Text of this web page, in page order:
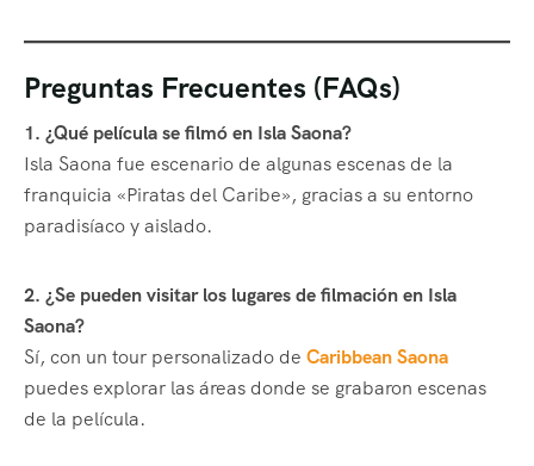
Preguntas Frecuentes (FAQs)
1. ¿Qué película se filmó en Isla Saona?
Isla Saona fue escenario de algunas escenas de la
franquicia «Piratas del Caribe», gracias a su entorno
paradisíaco y aislado.
2. ¿Se pueden visitar los lugares de filmación en Isla
Saona?
Sí, con un tour personalizado de Caribbean Saona
puedes explorar las áreas donde se grabaron escenas
de la película.